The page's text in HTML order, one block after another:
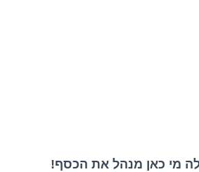
מי כאן מנהל את הכסף!